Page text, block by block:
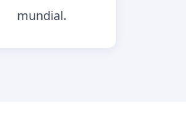
mundial.